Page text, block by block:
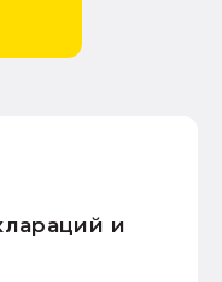
и